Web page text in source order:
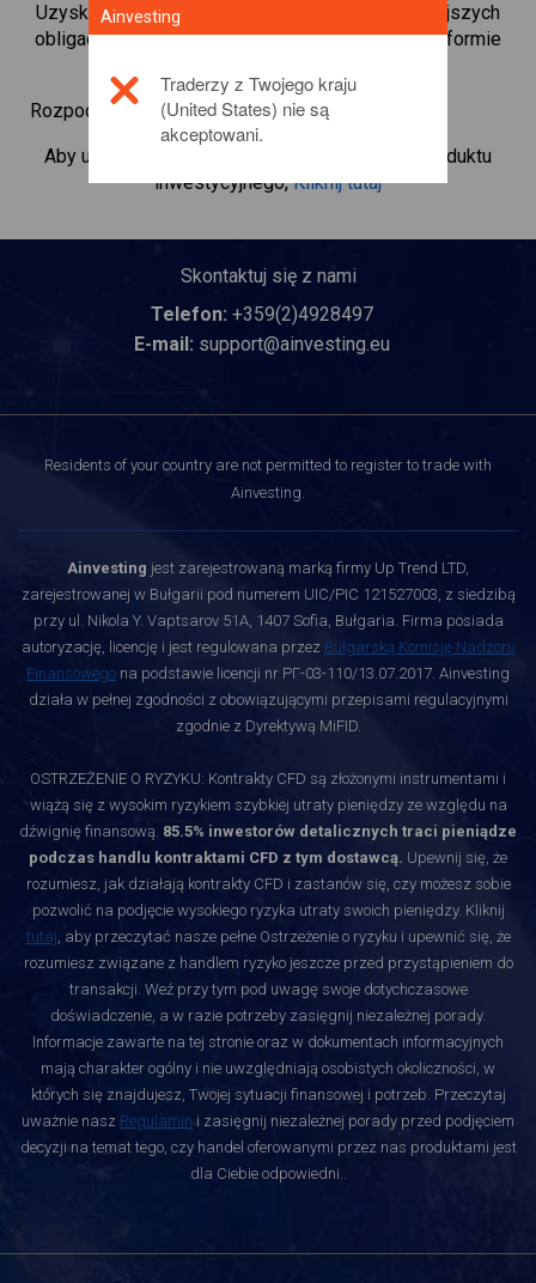
Uzyskaj natychmiastowy dostęp do najpopularniejszych
obligacji dostępnych bezpośrednio na naszej platformie
Rozpocznij handel kontraktami CFD w
Aby uzyskać więcej informacji na temat tego produktu
inwestycyjnego,Kliknij tutaj
Skontaktuj się z nami
Telefon: +359(2)4928497
E-mail: support@ainvesting.eu
Residents of your country are not permitted to register to trade with
Ainvesting.
Ainvesting jest zarejestrowaną marką firmy Up Trend LTD,
zarejestrowanej w Bułgarii pod numerem UIC/PIC 121527003, z siedzibą
przy ul. Nikola Y. Vaptsarov 51A, 1407 Sofia, Bułgaria. Firma posiada
autoryzację, licencję i jest regulowana przez Bułgarską Komisję Nadzoru
Finansowego na podstawie licencji nr РГ-03-110/13.07.2017. Ainvesting
działa w pełnej zgodności z obowiązującymi przepisami regulacyjnymi
zgodnie z Dyrektywą MiFID.
OSTRZEŻENIE O RYZYKU: Kontrakty CFD są złożonymi instrumentami i
wiążą się z wysokim ryzykiem szybkiej utraty pieniędzy ze względu na
dźwignię finansową. 85.5% inwestorów detalicznych traci pieniądze
podczas handlu kontraktami CFD z tym dostawcą. Upewnij się, że
rozumiesz, jak działają kontrakty CFD i zastanów się, czy możesz sobie
pozwolić na podjęcie wysokiego ryzyka utraty swoich pieniędzy. Kliknij
tutaj, aby przeczytać nasze pełne Ostrzeżenie o ryzyku i upewnić się, że
rozumiesz związane z handlem ryzyko jeszcze przed przystąpieniem do
transakcji. Weź przy tym pod uwagę swoje dotychczasowe
doświadczenie, a w razie potrzeby zasięgnij niezależnej porady.
Informacje zawarte na tej stronie oraz w dokumentach informacyjnych
mają charakter ogólny i nie uwzględniają osobistych okoliczności, w
których się znajdujesz, Twojej sytuacji finansowej i potrzeb. Przeczytaj
uważnie nasz Regulamin i zasięgnij niezależnej porady przed podjęciem
decyzji na temat tego, czy handel oferowanymi przez nas produktami jest
dla Ciebie odpowiedni..
Ainvesting
Traderzy z Twojego kraju
(United States) nie są
akceptowani.